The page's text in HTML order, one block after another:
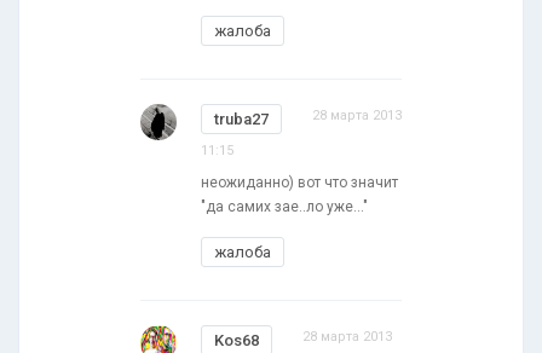
жалоба
truba27 28 марта 2013
11:15
неожиданно) вот что значит
"да самих зае..ло уже..."
жалоба
Kos68 28 марта 2013